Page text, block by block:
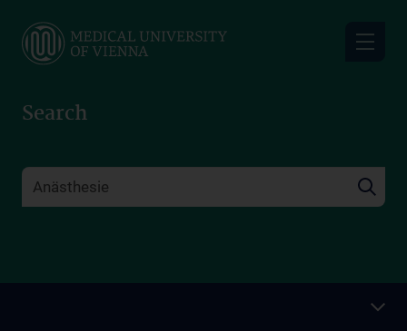
main
Search